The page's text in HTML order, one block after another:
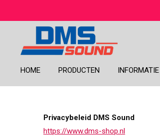
HOME PRODUCTEN INFORMATIE
Privacybeleid DMS Sound
https://www.dms-shop.nl